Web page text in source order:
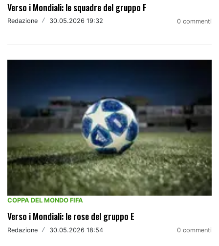
Verso i Mondiali: le squadre del gruppo F
Redazione / 30.05.2026 19:32 0 commenti
COPPA DEL MONDO FIFA
Verso i Mondiali: le rose del gruppo E
Redazione / 30.05.2026 18:54 0 commenti